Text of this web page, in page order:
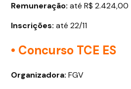
Remuneração:até R$ 2.424,00
Inscrições:até 22/11
• Concurso TCE ES
Organizadora: FGV